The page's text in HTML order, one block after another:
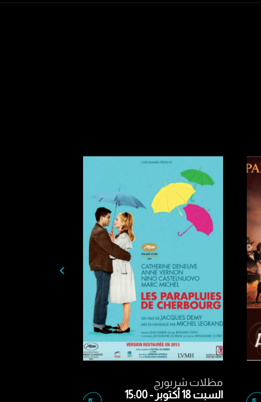
شجرة القباقيب الخشبية
الأحد 19 أكتوبر - 15:00